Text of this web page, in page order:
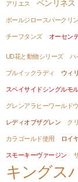
アリエス ベンリネス
ポールジロースパークリ
チーフタンズ
オーセン
UD花と動物シリーズ ハ
ブルイックラディ ウィ
スペイサイドシングルモ
グレンアラヒーワールド
レディオブザグレン
ク
カラゴールド使用
ロイ
スモーキーヴァージン
キングス